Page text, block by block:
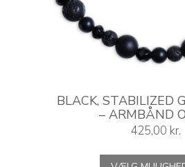
BLACK, STABILIZED
– ARMBÅND
425,00 kr.